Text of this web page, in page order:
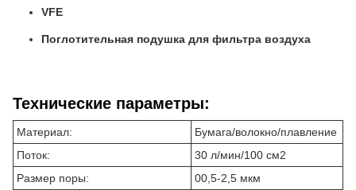
VFE
Поглотительная подушка для фильтра воздуха
Технические параметры:
Материал:
Бумага/волокно/плавление
Поток:
30 л/мин/100 см2
Размер поры:
00,5-2,5 мкм